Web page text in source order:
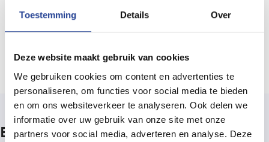
Toestemming Details Over
Deze website maakt gebruik van cookies
We gebruiken cookies om content en advertenties te
personaliseren, om functies voor social media te bieden
en om ons websiteverkeer te analyseren. Ook delen we
informatie over uw gebruik van onze site met onze
partners voor social media, adverteren en analyse. Deze
Bericht versturen
Bedrijfsinfo